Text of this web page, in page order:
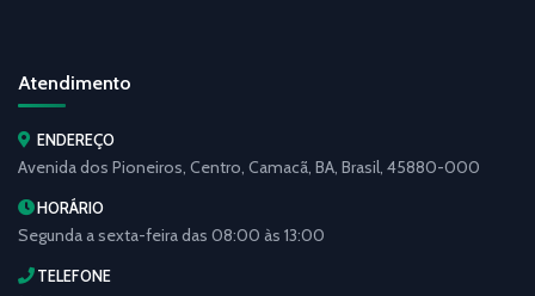
Atendimento
ENDEREÇO
Avenida dos Pioneiros, Centro, Camacã, BA, Brasil, 45880-000
HORÁRIO
Segunda a sexta-feira das 08:00 às 13:00
TELEFONE